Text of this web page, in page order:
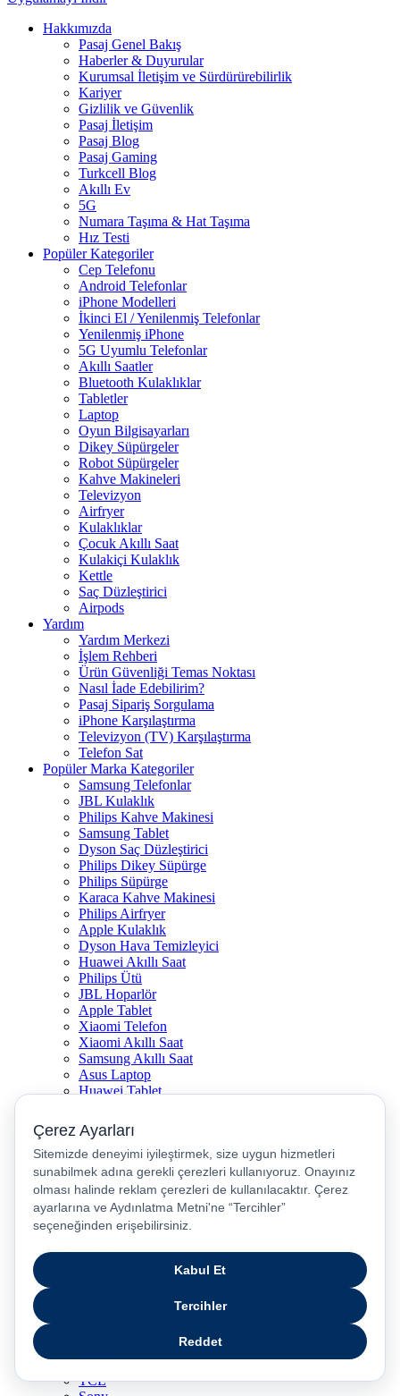
Hakkımızda
Pasaj Genel Bakış
Haberler & Duyurular
Kurumsal İletişim ve Sürdürürebilirlik
Kariyer
Gizlilik ve Güvenlik
Pasaj İletişim
Pasaj Blog
Pasaj Gaming
Turkcell Blog
Akıllı Ev
5G
Numara Taşıma & Hat Taşıma
Hız Testi
Popüler Kategoriler
Cep Telefonu
Android Telefonlar
iPhone Modelleri
İkinci El / Yenilenmiş Telefonlar
Yenilenmiş iPhone
5G Uyumlu Telefonlar
Akıllı Saatler
Bluetooth Kulaklıklar
Tabletler
Laptop
Oyun Bilgisayarları
Dikey Süpürgeler
Robot Süpürgeler
Kahve Makineleri
Televizyon
Airfryer
Kulaklıklar
Çocuk Akıllı Saat
Kulakiçi Kulaklık
Kettle
Saç Düzleştirici
Airpods
Yardım
Yardım Merkezi
İşlem Rehberi
Ürün Güvenliği Temas Noktası
Nasıl İade Edebilirim?
Pasaj Sipariş Sorgulama
iPhone Karşılaştırma
Televizyon (TV) Karşılaştırma
Telefon Sat
Popüler Marka Kategoriler
Samsung Telefonlar
JBL Kulaklık
Philips Kahve Makinesi
Samsung Tablet
Dyson Saç Düzleştirici
Philips Dikey Süpürge
Philips Süpürge
Karaca Kahve Makinesi
Philips Airfryer
Apple Kulaklık
Dyson Hava Temizleyici
Huawei Akıllı Saat
Philips Ütü
JBL Hoparlör
Apple Tablet
Xiaomi Telefon
Xiaomi Akıllı Saat
Samsung Akıllı Saat
Asus Laptop
Huawei Tablet
Stanley Termos
Markalar
Apple
Samsung
Dyson
Anker
Arzum
Braun
Casper
Xiaomi
TCL